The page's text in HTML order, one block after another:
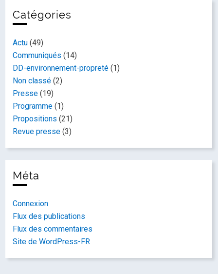
Catégories
Actu (49)
Communiqués (14)
DD-environnement-propreté (1)
Non classé (2)
Presse (19)
Programme (1)
Propositions (21)
Revue presse (3)
Méta
Connexion
Flux des publications
Flux des commentaires
Site de WordPress-FR